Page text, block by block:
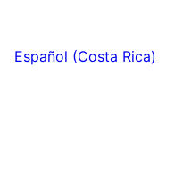
Español (Costa Rica)